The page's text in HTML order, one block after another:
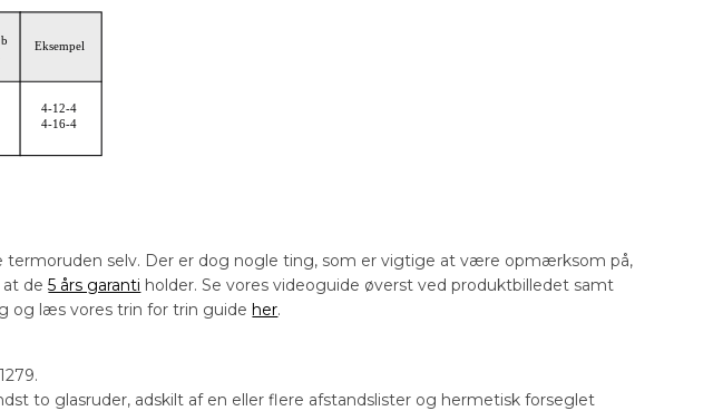
termoruden selv. Der er dog nogle ting, som er vigtige at være opmærksom på,
at de5 års garanti holder. Se vores videoguide øverst ved produktbilledet samt
og læs vores trin for trin guideher.
to glasruder, adskilt af en eller flere afstandslister og hermetisk forseglet